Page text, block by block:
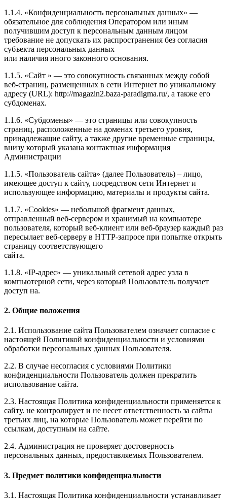
1.1.4. «Конфиденциальность персональных данных» —
обязательное для соблюдения Оператором или иным
получившим доступ к персональным данным лицом
требование не допускать их распространения без согласия
субъекта персональных данных
или наличия иного законного основания.
1.1.5. «Сайт » — это совокупность связанных между собой
веб-страниц, размещенных в сети Интернет по уникальному
адресу (URL): http://magazin2.baza-paradigma.ru/, а также его
субдоменах.
1.1.6. «Субдомены» — это страницы или совокупность
страниц, расположенные на доменах третьего уровня,
принадлежащие сайту, а также другие временные страницы,
внизу который указана контактная информация
Администрации
1.1.5. «Пользователь сайта» (далее Пользователь) – лицо,
имеющее доступ к сайту, посредством сети Интернет и
использующее информацию, материалы и продукты сайта.
1.1.7. «Cookies» — небольшой фрагмент данных,
отправленный веб-сервером и хранимый на компьютере
пользователя, который веб-клиент или веб-браузер каждый раз
пересылает веб-серверу в HTTP-запросе при попытке открыть
страницу соответствующего
сайта.
1.1.8. «IP-адрес» — уникальный сетевой адрес узла в
компьютерной сети, через который Пользователь получает
доступ на.
2. Общие положения
2.1. Использование сайта Пользователем означает согласие с
настоящей Политикой конфиденциальности и условиями
обработки персональных данных Пользователя.
2.2. В случае несогласия с условиями Политики
конфиденциальности Пользователь должен прекратить
использование сайта.
2.3. Настоящая Политика конфиденциальности применяется к
сайту. не контролирует и не несет ответственность за сайты
третьих лиц, на которые Пользователь может перейти по
ссылкам, доступным на сайте.
2.4. Администрация не проверяет достоверность
персональных данных, предоставляемых Пользователем.
3. Предмет политики конфиденциальности
3.1. Настоящая Политика конфиденциальности устанавливает